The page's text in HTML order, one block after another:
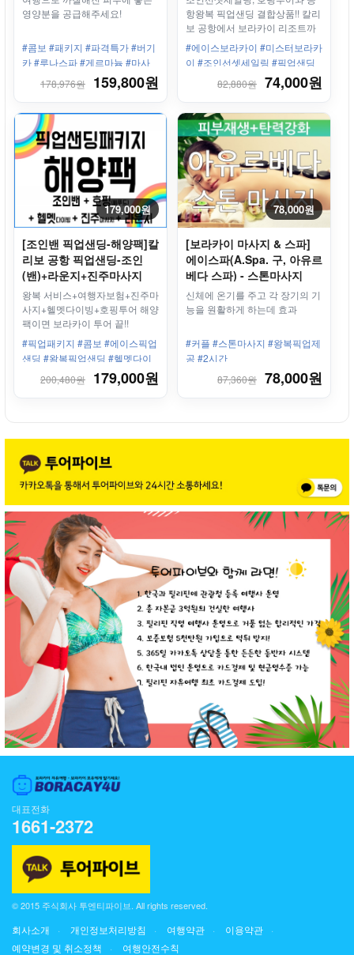
영양분을 공급해주세요!
#콤보 #패키지 #파격특가 #버기
카 #루나스파 #게르마늄 #마사
178,976원 159,800원
항왕복 픽업샌딩 결합상품!! 칼리
보 공항에서 보라카이 리조트까
지 최고급 밴과 친절한 직원들이
안전하고 편안하게 모십니다.
#에이스보라카이 #미스터보라카
이 #조인선셋세일링 #픽업샌딩
#왕복 #칼리보공항 #보라카이리
조트 #한인업체 #최고의서비스
82,880원 74,000원
179,000원
[조인밴 픽업샌딩-해양팩]칼
리보 공항 픽업샌딩-조인
(밴)+라운지+진주마사지
+호핑투어+씨워킹
왕복 서비스+여행자보험+진주마
사지+헬멧다이빙+호핑투어 해양
팩이면 보라카이 투어 끝!!
#픽업패키지 #콤보 #에이스픽업
샌딩 #왕복픽업샌딩 #헬멧다이
빙 #씨워킹 #호핑투어 #씨푸드 #
크리스탈코브 #수중촬영CD제공
200,480원 179,000원
78,000원
[보라카이 마사지 & 스파]
에이스파(A.Spa. 구, 아유르
베다 스파) - 스톤마사지
신체에 온기를 주고 각 장기의 기
능을 원활하게 하는데 효과
#커플 #스톤마사지 #왕복픽업제
공 #2시간
87,360원 78,000원
대표전화
1661-2372
© 2015 주식회사 투엔티파이브. All rights reserved.
회사소개 개인정보처리방침 여행약관
이용약관
예약변경 및 취소정책
여행안전수칙